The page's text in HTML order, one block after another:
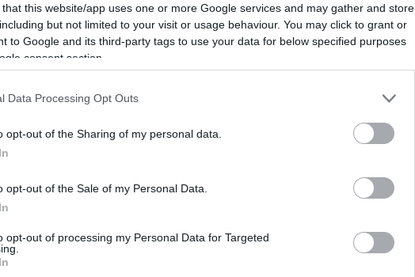
that this website/app uses one or more Google services and may gather and store
but not limited to your visit or usage behaviour. You may click to grant or
to Google and its third-party tags to use your data for below specified purposes
consent section.
Data Processing Opt Outs
opt-out of the Sharing of my personal data.
opt-out of the Sale of my Personal Data.
opt-out of processing my Personal Data for Targeted